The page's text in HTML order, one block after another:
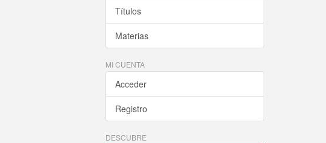
Títulos
Materias
MI CUENTA
Acceder
Registro
DESCUBRE